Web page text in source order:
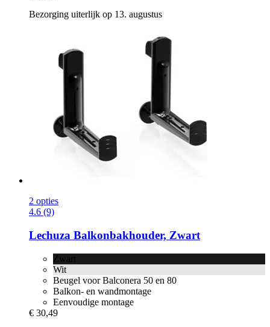
Bezorging uiterlijk op 13. augustus
2 opties
4.6 (9)
Lechuza Balkonbakhouder, Zwart
Zwart
Wit
Beugel voor Balconera 50 en 80
Balkon- en wandmontage
Eenvoudige montage
€ 30,49